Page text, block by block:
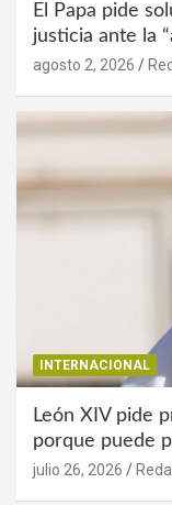
El Papa pide
justicia ante la
agosto 2, 2026
INTERNACIONAL
León XIV pide
porque puede
julio 26, 2026